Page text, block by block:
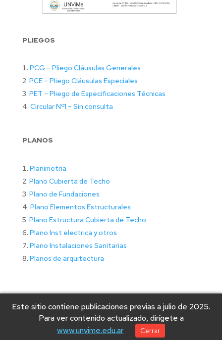
PLIEGOS
PCG – Pliego Cláusulas Generales
PCE – Pliego Cláusulas Especiales
PET – Pliego de Especificaciones Técnicas
Circular Nº1 – Sin consulta
PLANOS
Planimetria
Plano Cubierta de Techo
Plano de Fundaciones
Plano Elementos Estructurales
Plano Estructura Cubierta de Techo
Plano Inst electrica y otros
Plano Instalaciones Sanitarias
Planos de arquitectura
© 2025 Universidad Nacional de Villa Mercedes
Este sitio contiene publicaciones previas a julio de 2025.
Para ver contenido actualizado, dirígete a
www.unvime.edu.ar
Cerrar